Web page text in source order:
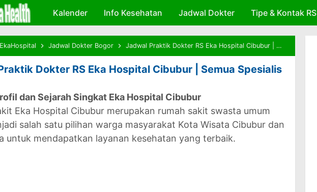
Skip to main content
Kalender Info Kesehatan Jadwal Dokter Tipe & Kontak RS
EkaHospital Jadwal Dokter Bogor Jadwal Praktik Dokter RS Eka Hospital Cibubur | Semua Spesialis
Dokter RS Eka Hospital Cibubur | Semua Spesialis
dan Sejarah Singkat Eka Hospital Cibubur
Eka Hospital Cibubur merupakan rumah sakit swasta umum
salah satu pilihan warga masyarakat Kota Wisata Cibubur dan
untuk mendapatkan layanan kesehatan yang terbaik.